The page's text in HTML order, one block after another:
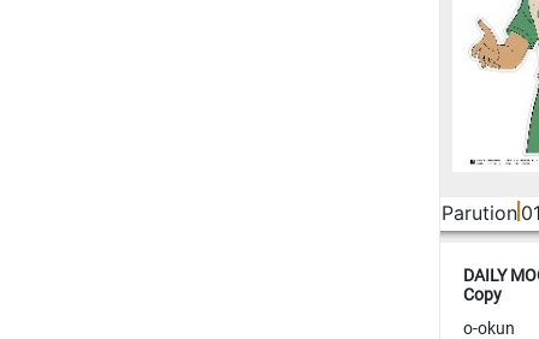
Parution
DAILY
Copy
o-okun